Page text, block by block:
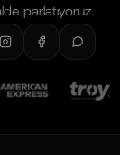
parlatıyoruz.